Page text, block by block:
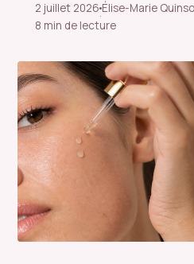
2 juillet 2026
·
Élise-Marie
8 min de lecture